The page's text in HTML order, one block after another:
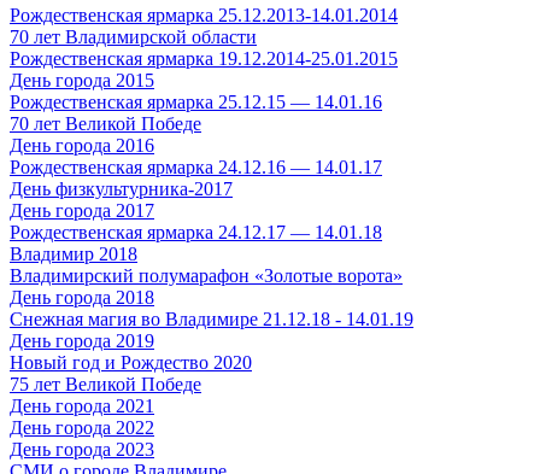
Рождественская ярмарка 25.12.2013-14.01.2014
70 лет Владимирской области
Рождественская ярмарка 19.12.2014-25.01.2015
День города 2015
Рождественская ярмарка 25.12.15 — 14.01.16
70 лет Великой Победе
День города 2016
Рождественская ярмарка 24.12.16 — 14.01.17
День физкультурника-2017
День города 2017
Рождественская ярмарка 24.12.17 — 14.01.18
Владимир 2018
Владимирский полумарафон «Золотые ворота»
День города 2018
Снежная магия во Владимире 21.12.18 - 14.01.19
День города 2019
Новый год и Рождество 2020
75 лет Великой Победе
День города 2021
День города 2022
День города 2023